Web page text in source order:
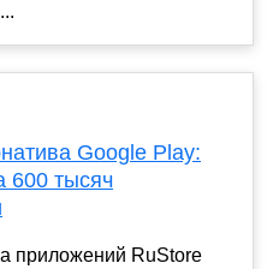
Google Play:
600 тысяч
приложений RuStore